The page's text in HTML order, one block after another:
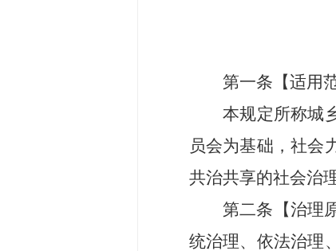
第一条 【适用
本规定所称城
员会为基础，社会
共治共享的社会治
第二条 【治理
统治理、依法治理